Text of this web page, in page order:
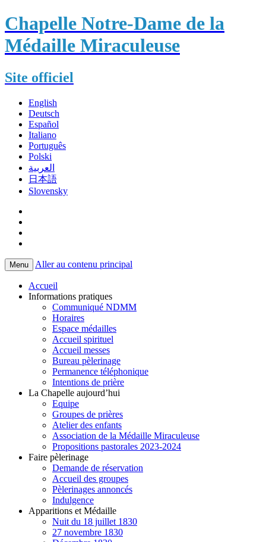
Chapelle Notre-Dame de la
Médaille Miraculeuse
Site officiel
English
Deutsch
Español
Italiano
Português
Polski
العربية
日本語
Slovensky
Menu Aller au contenu principal
Accueil
Informations pratiques
Communiqué NDMM
Horaires
Espace médailles
Accueil spirituel
Accueil messes
Bureau pèlerinage
Permanence téléphonique
Intentions de prière
La Chapelle aujourd’hui
Equipe
Groupes de prières
Atelier des enfants
Association de la Médaille Miraculeuse
Propositions pastorales 2023-2024
Faire pèlerinage
Demande de réservation
Accueil des groupes
Pèlerinages annoncés
Indulgence
Apparitions et Médaille
Nuit du 18 juillet 1830
27 novembre 1830